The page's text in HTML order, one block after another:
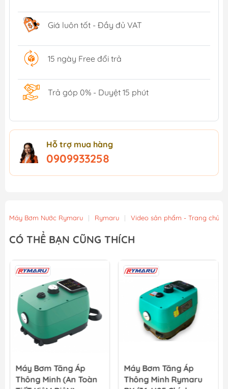
Giá luôn tốt - Đầy đủ VAT
15 ngày Free đổi trả
Trả góp 0% - Duyệt 15 phút
Hỗ trợ mua hàng
0909933258
Máy Bơm Nước Rymaru | Rymaru | Video sản phẩm - Trang chủ
CÓ THỂ BẠN CŨNG THÍCH
Máy Bơm Tăng Áp
Thông Minh (An Toàn
Máy Bơm Tăng Áp
Thông Minh Rymaru